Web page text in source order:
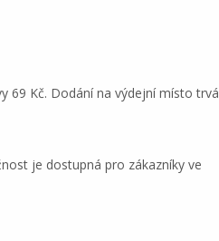
69 Kč. Dodání na výdejní místo trvá
je dostupná pro zákazníky ve